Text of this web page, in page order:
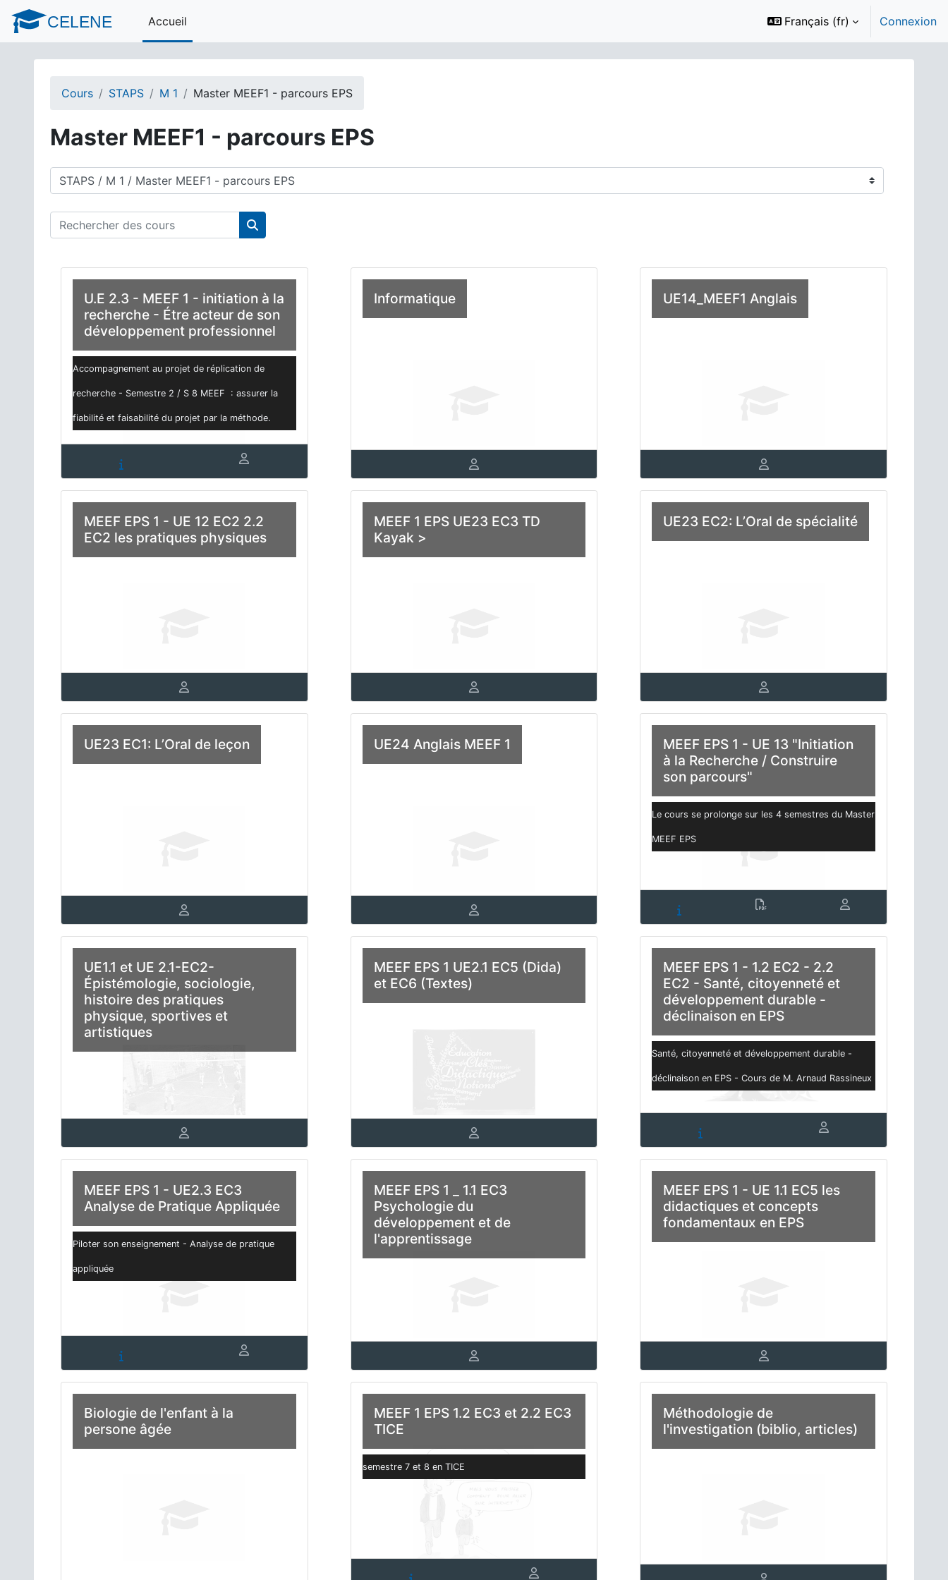
Passer au contenu principal
CELENE Accueil Français ‎(fr)‎ Connexion
Cours STAPS M 1 Master MEEF1 - parcours EPS
Master MEEF1 - parcours EPS
Catégories de cours
Rechercher des cours
Rechercher des cours
U.E 2.3 - MEEF 1 - initiation à la
recherche - Étre acteur de son
développement professionnel
Accompagnement au projet de réplication de
recherche - Semestre 2 / S 8 MEEF : assurer la
fiabilité et faisabilité du projet par la méthode.
Informatique UE14_MEEF1 Anglais
MEEF EPS 1 - UE 12 EC2 2.2
EC2 les pratiques physiques
MEEF 1 EPS UE23 EC3 TD
Kayak >
UE23 EC2: L’Oral de spécialité
UE23 EC1: L’Oral de leçon UE24 Anglais MEEF 1
MEEF EPS 1 - UE 13 "Initiation
à la Recherche / Construire
son parcours"
Le cours se prolonge sur les 4 semestres du Master
MEEF EPS
UE1.1 et UE 2.1-EC2-
Épistémologie, sociologie,
histoire des pratiques
physique, sportives et
artistiques
MEEF EPS 1 UE2.1 EC5 (Dida)
et EC6 (Textes)
MEEF EPS 1 - 1.2 EC2 - 2.2
EC2 - Santé, citoyenneté et
développement durable -
déclinaison en EPS
Santé, citoyenneté et développement durable -
déclinaison en EPS - Cours de M. Arnaud Rassineux
MEEF EPS 1 - UE2.3 EC3
Analyse de Pratique Appliquée
Piloter son enseignement - Analyse de pratique
appliquée
MEEF EPS 1 _ 1.1 EC3
Psychologie du
développement et de
l'apprentissage
MEEF EPS 1 - UE 1.1 EC5 les
didactiques et concepts
fondamentaux en EPS
Biologie de l'enfant à la
persone âgée
MEEF 1 EPS 1.2 EC3 et 2.2 EC3
TICE
semestre 7 et 8 en TICE
Méthodologie de
l'investigation (biblio, articles)